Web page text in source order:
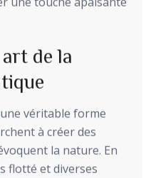
de la
véritable forme
à créer des
la nature. En
flotté et diverses